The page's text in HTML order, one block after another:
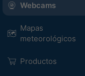
Webcams
Mapas
meteorológicos
Productos